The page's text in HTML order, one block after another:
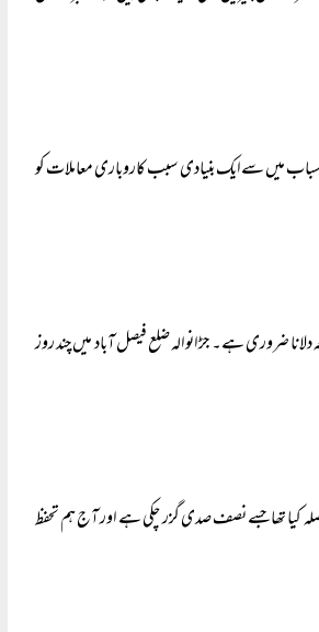
میں سےایک بنیادی سبب کاروباری معاملات کو
ضروری ہے۔ جڑانوالہ ضلع فیصل آباد میں چند روز
مسلم اقلیت قرار دینے کا تاریخی فیصلہ کیا تھا جسے نصف صدی گزر چکی ہے اور آج ہم تحفظ